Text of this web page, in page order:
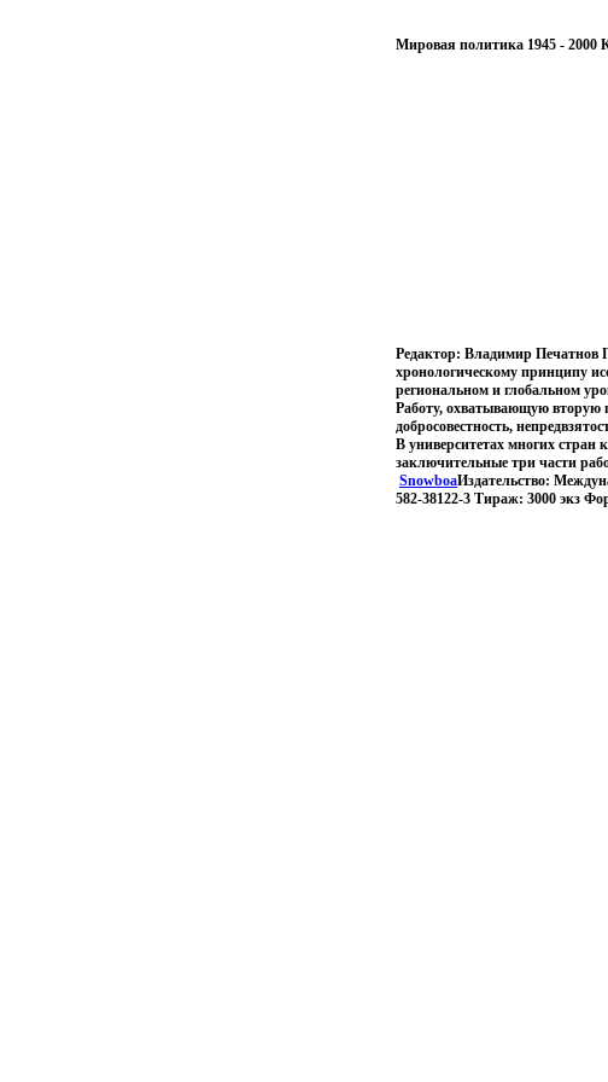
Мировая политика 1945 - 2000
Редактор: Владимир Печатнов
хронологическому принципу
региональном и глобальном
Работу, охватывающую вторую
добросовестность,
В университетах многих стран
заключительные три части
SnowboaИздательство:
582-38122-3 Тираж: 3000 экз